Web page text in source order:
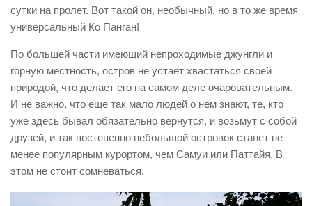
сутки на пролет. Вот такой он, необычный, но в то же время
универсальный Ко Панган!
По большей части имеющий непроходимые джунгли и
горную местность, остров не устает хвастаться своей
природой, что делает его на самом деле очаровательным.
И не важно, что еще так мало людей о нем знают, те, кто
уже здесь бывал обязательно вернутся, и возьмут с собой
друзей, и так постепенно небольшой островок станет не
менее популярным курортом, чем Самуи или Паттайя. В
этом не стоит сомневаться.